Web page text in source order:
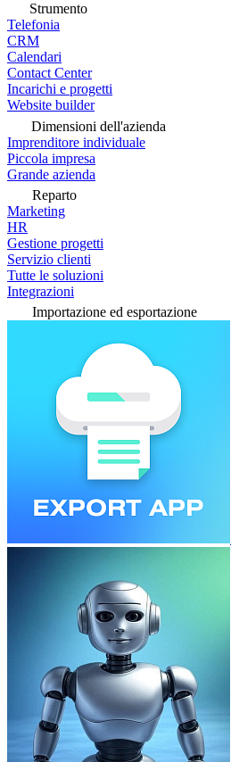
Strumento
Telefonia
CRM
Calendari
Contact Center
Incarichi e progetti
Website builder
Dimensioni dell'azienda
Imprenditore individuale
Piccola impresa
Grande azienda
Reparto
Marketing
HR
Gestione progetti
Servizio clienti
Tutte le soluzioni
Integrazioni
Importazione ed esportazione